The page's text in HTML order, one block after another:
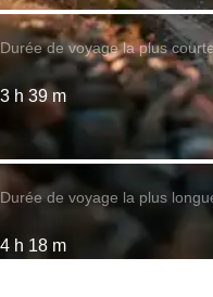
Durée de voyage la plus
3 h 39 m
Durée de voyage la plus
4 h 18 m